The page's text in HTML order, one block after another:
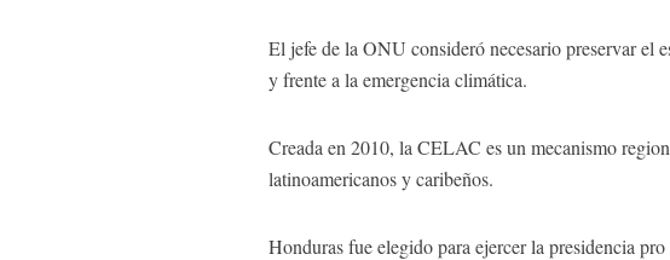
El jefe de la ONU consideró necesario preservar el
y frente a la emergencia climática.
Creada en 2010, la CELAC es un mecanismo
latinoamericanos y caribeños.
Honduras fue elegido para ejercer la presidencia